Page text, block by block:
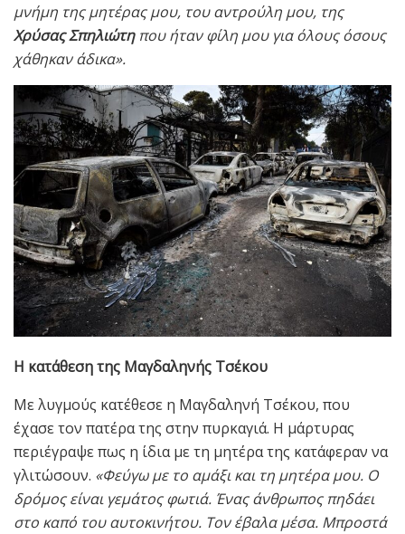
μνήμη της μητέρας μου, του αντρούλη μου, της
Χρύσας Σπηλιώτηπου ήταν φίλη μου για όλους όσους
χάθηκαν άδικα».
Η κατάθεση της Μαγδαληνής Τσέκου
Με λυγμούς κατέθεσε η Μαγδαληνή Τσέκου, που
έχασε τον πατέρα της στην πυρκαγιά. Η μάρτυρας
περιέγραψε πως η ίδια με τη μητέρα της κατάφεραν να
γλιτώσουν. «Φεύγω με το αμάξι και τη μητέρα μου. Ο
δρόμος είναι γεμάτος φωτιά. Ένας άνθρωπος πηδάει
στο καπό του αυτοκινήτου. Τον έβαλα μέσα. Μπροστά